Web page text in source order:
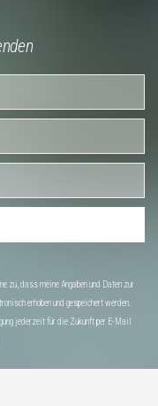
zu, dass meine Angaben und Daten zur
erhoben und gespeichert werden.
jederzeit für die Zukunft per E-Mail